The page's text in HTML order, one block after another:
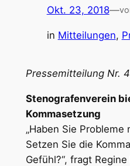
Okt. 23, 2018—
in Mitteilungen,
Pressemitteilung Nr.
Stenografenverein
Kommasetzung
„Haben Sie Probleme
Setzen Sie die
Gefühl?“, fragt